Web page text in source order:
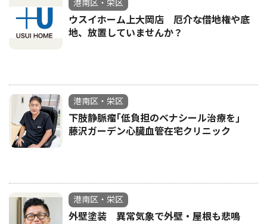
港南区・栄区
ウスイホーム上大岡店 厄介な借地権や底
地、放置していませんか？
港南区・栄区
下肢静脈瘤｢低負担のベナシール治療を｣
藤沢ガーデン心臓血管在宅クリニック
港南区・栄区
外壁塗装 異常気象で外壁・屋根も悲鳴